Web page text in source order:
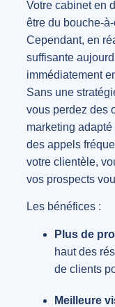
Votre cabinet en
être du bouche-
Cependant, en
suffisante
immédiatement
Sans une
vous perdez des
marketing
des appels
votre clientèle,
vos prospects
Les bénéfices :
Plus de
haut des
de clients
Meilleure